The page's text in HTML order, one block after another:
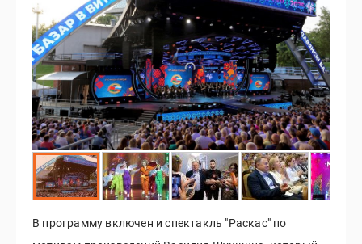
В программу включен и спектакль "Раскас" по